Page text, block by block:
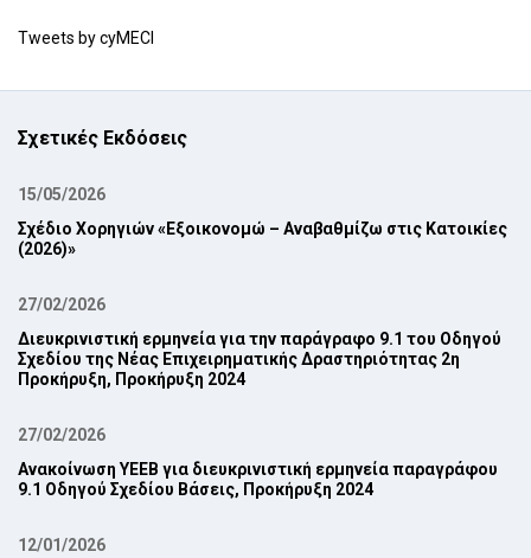
Tweets by cyMECI
Σχετικές Εκδόσεις
15/05/2026
Σχέδιο Χορηγιών «Εξοικονομώ – Αναβαθμίζω στις Κατοικίες
(2026)»
27/02/2026
Διευκρινιστική ερμηνεία για την παράγραφο 9.1 του Οδηγού
Σχεδίου της Νέας ‎Επιχειρηματικής Δραστηριότητας 2η
Προκήρυξη, Προκήρυξη 2024‎
27/02/2026
Ανακοίνωση ΥΕΕΒ για διευκρινιστική ερμηνεία παραγράφου
9.1 Οδηγού Σχεδίου Βάσεις, Προκήρυξη 2024‎
12/01/2026